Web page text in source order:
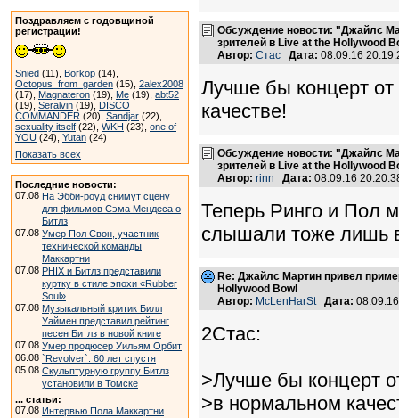
Поздравляем с годовщиной
регистрации!
Snied (11), Borkop (14),
Octopus_from_garden (15), 2alex2008
(17), Magnateron (19), Me (19), abt52
(19), Seralvin (19), DISCO
COMMANDER (20), Sandjar (22),
sexuality itself (22), WKH (23), one of
YOU (24), Yutan (24)
Показать всех
Последние новости:
07.08 На Эбби-роуд снимут сцену
для фильмов Сэма Мендеса о
Битлз
07.08 Умер Пол Свон, участник
технической команды
Маккартни
07.08 PHIX и Битлз представили
куртку в стиле эпохи «Rubber
Soul»
07.08 Музыкальный критик Билл
Уаймен представил рейтинг
песен Битлз в новой книге
07.08 Умер продюсер Уильям Орбит
06.08 `Revolver`: 60 лет спустя
05.08 Скульптурную группу Битлз
установили в Томске
... статьи:
07.08 Интервью Пола Маккартни
Обсуждение новости: "Джайлс
зрителей в Live at the Hollywood
Автор: Стас Дата: 08.09.16
Лучше бы концерт
качестве!
Обсуждение новости: "Джайлс
зрителей в Live at the Hollywood
Автор: rinn Дата: 08.09.16
Теперь Ринго и Пол
слышали тоже лишь
Re: Джайлс Мартин привел
Hollywood Bowl
Автор: McLenHarSt Дата:
2Стас:
>Лучше бы концерт
>в нормальном